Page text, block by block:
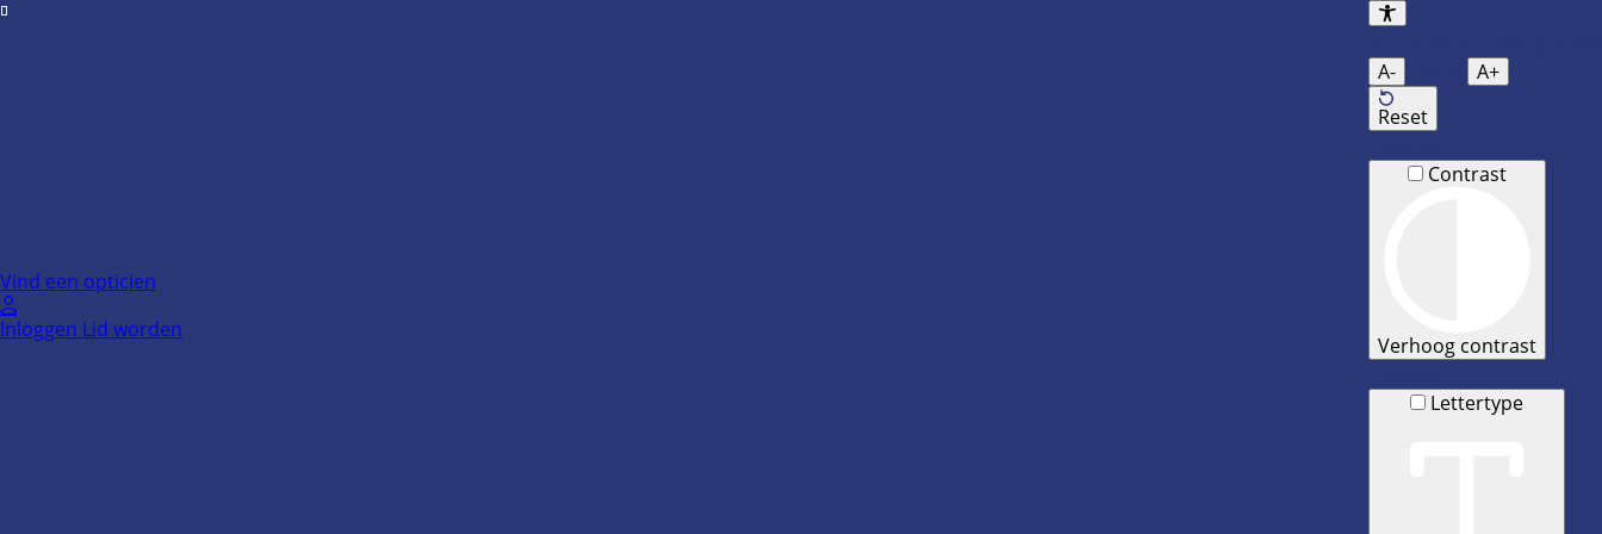
Ga
Vind een opticien
Inloggen Lid worden
A-
A+
Reset
Contrast
Verhoog contrast
Lettertype